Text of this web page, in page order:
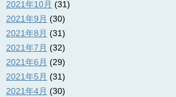
2021年10月 (31)
2021年9月 (30)
2021年8月 (31)
2021年7月 (32)
2021年6月 (29)
2021年5月 (31)
2021年4月 (30)